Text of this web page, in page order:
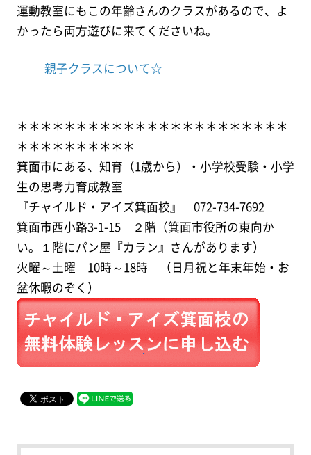
運動教室にもこの年齢さんのクラスがあるので、よ
かったら両方遊びに来てくださいね。
親子クラスについて☆
＊＊＊＊＊＊＊＊＊＊＊＊＊＊＊＊＊＊＊＊＊＊＊
＊＊＊＊＊＊＊＊＊＊
箕面市にある、知育（1歳から）・小学校受験・小学
生の思考力育成教室
『チャイルド・アイズ箕面校』 072-734-7692
箕面市西小路3-1-15 ２階（箕面市役所の東向か
い。１階にパン屋『カラン』さんがあります）
火曜～土曜 10時～18時 （日月祝と年末年始・お
盆休暇のぞく）